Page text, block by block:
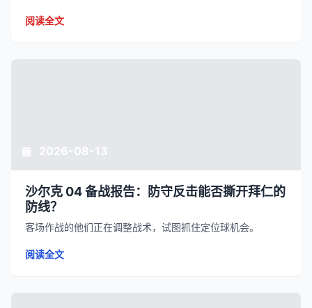
阅读全文
2026-08-13
沙尔克 04 备战报告：防守反击能否撕开拜仁的
防线？
客场作战的他们正在调整战术，试图抓住定位球机会。
阅读全文